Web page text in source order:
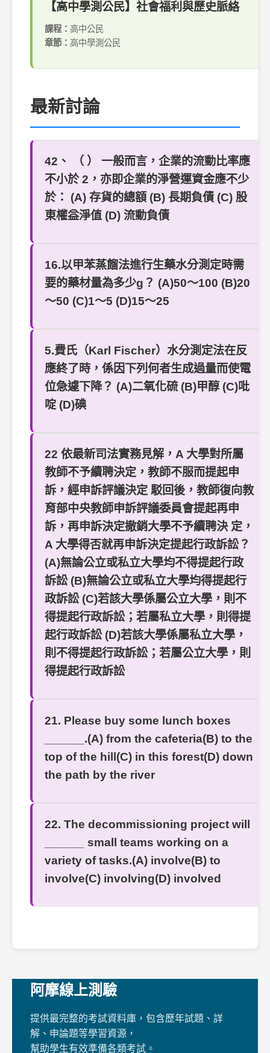
【高中學測公民】社會福利與歷史脈絡
課程： 高中公民
章節： 高中學測公民
最新討論
42、 （ ） 一般而言，企業的流動比率應
不小於 2，亦即企業的淨營運資金應不少
於： (A) 存貨的總額 (B) 長期負債 (C) 股
東權益淨值 (D) 流動負債
16.以甲苯蒸餾法進行生藥水分測定時需
要的藥材量為多少g？ (A)50～100 (B)20
～50 (C)1～5 (D)15～25
5.費氏（Karl Fischer）水分測定法在反
應終了時，係因下列何者生成過量而使電
位急遽下降？ (A)二氧化硫 (B)甲醇 (C)吡
啶 (D)碘
22 依最新司法實務見解，A 大學對所屬
教師不予續聘決定，教師不服而提起申
訴，經申訴評議決定 駁回後，教師復向教
育部中央教師申訴評議委員會提起再申
訴，再申訴決定撤銷大學不予續聘決 定，
A 大學得否就再申訴決定提起行政訴訟？
(A)無論公立或私立大學均不得提起行政
訴訟 (B)無論公立或私立大學均得提起行
政訴訟 (C)若該大學係屬公立大學，則不
得提起行政訴訟；若屬私立大學，則得提
起行政訴訟 (D)若該大學係屬私立大學，
則不得提起行政訴訟；若屬公立大學，則
得提起行政訴訟
21. Please buy some lunch boxes
______.(A) from the cafeteria(B) to the
top of the hill(C) in this forest(D) down
the path by the river
22. The decommissioning project will
______ small teams working on a
variety of tasks.(A) involve(B) to
involve(C) involving(D) involved
阿摩線上測驗
提供最完整的考試資料庫，包含歷年試題、詳
解、申論題等學習資源，
幫助學生有效準備各類考試。